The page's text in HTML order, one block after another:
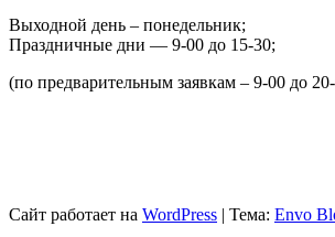
Выходной день – понедельник;
Праздничные дни — 9-00 до 15-30;
(по предварительным заявкам – 9-00 до
Сайт работает на WordPress | Тема: Envo